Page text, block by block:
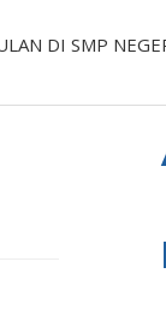
DI SMP